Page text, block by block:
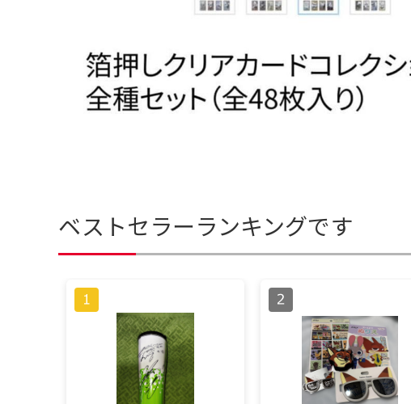
ベストセラーランキングです